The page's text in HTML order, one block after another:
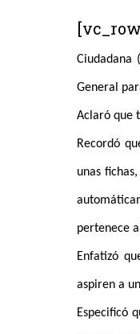
Ciudadana
General
Aclaró que
Recordó
unas
pertenece
Enfatizó
aspiren a
Especificó